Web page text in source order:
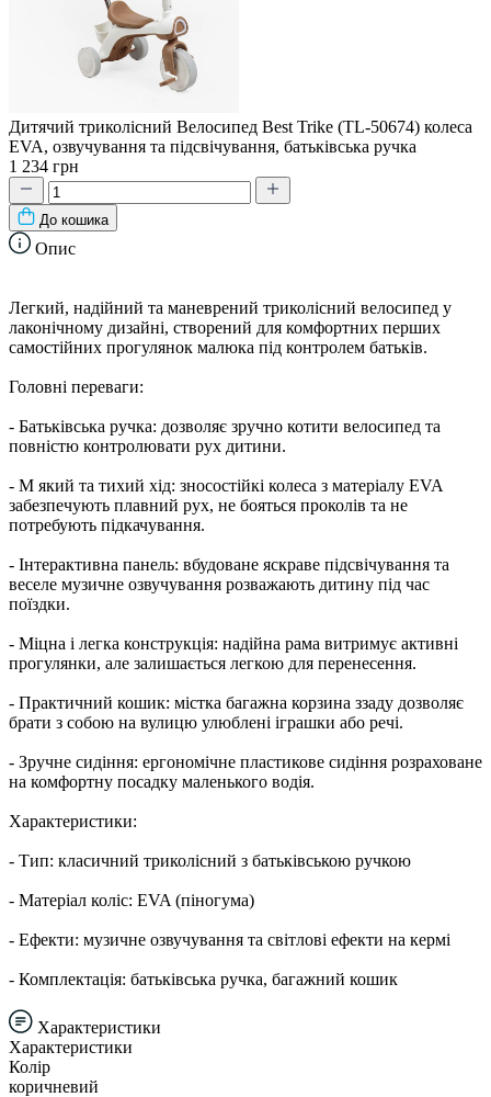
Дитячий триколісний Велосипед Best Trike (TL-50674) колеса
EVA, озвучування та підсвічування, батьківська ручка
1 234 грн
До кошика
Опис
Легкий, надійний та маневрений триколісний велосипед у
лаконічному дизайні, створений для комфортних перших
самостійних прогулянок малюка під контролем батьків.
Головні переваги:
- Батьківська ручка: дозволяє зручно котити велосипед та
повністю контролювати рух дитини.
- М який та тихий хід: зносостійкі колеса з матеріалу EVA
забезпечують плавний рух, не бояться проколів та не
потребують підкачування.
- Інтерактивна панель: вбудоване яскраве підсвічування та
веселе музичне озвучування розважають дитину під час
поїздки.
- Міцна і легка конструкція: надійна рама витримує активні
прогулянки, але залишається легкою для перенесення.
- Практичний кошик: містка багажна корзина ззаду дозволяє
брати з собою на вулицю улюблені іграшки або речі.
- Зручне сидіння: ергономічне пластикове сидіння розраховане
на комфортну посадку маленького водія.
Характеристики:
- Тип: класичний триколісний з батьківською ручкою
- Матеріал коліс: EVA (піногума)
- Ефекти: музичне озвучування та світлові ефекти на кермі
- Комплектація: батьківська ручка, багажний кошик
Характеристики
Характеристики
Колір
коричневий